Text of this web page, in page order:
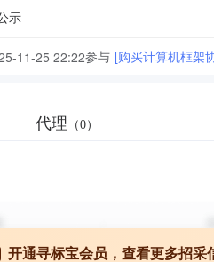
示
11-25 22:22参与 [购买计算机框架
代理 （0）
开通寻标宝会员，查看更多招采